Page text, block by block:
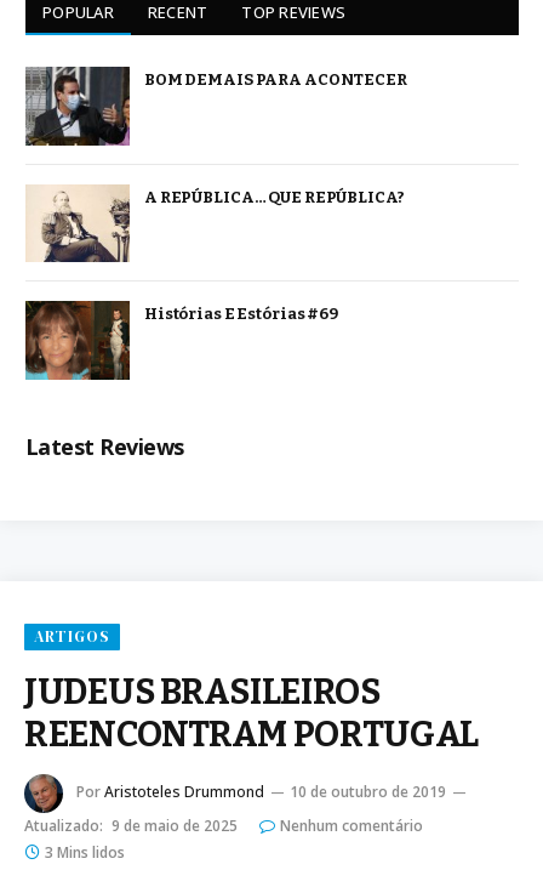
POPULAR RECENT TOP REVIEWS
BOM DEMAIS PARA ACONTECER
A REPÚBLICA… QUE REPÚBLICA?
Histórias E Estórias #69
Latest Reviews
ARTIGOS
JUDEUS BRASILEIROS
REENCONTRAM PORTUGAL
PorAristoteles Drummond
10 de outubro de 2019
Atualizado: 9 de maio de 2025
Nenhum comentário
3 Mins lidos